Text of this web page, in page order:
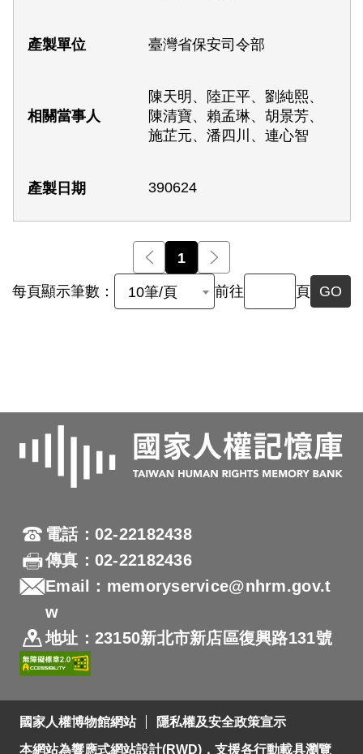
臺灣省保安司令部
陳天明、陸正平、劉純熙、
陳清寶、賴孟琳、胡景芳、
施芷元、潘四川、連心智
390624
前一頁
1
每頁顯示筆數： 10筆/頁 前往 頁 GO
電話：02-22182438
傳真：02-22182436
Email：memoryservice@nhrm.gov.t
w
地址：23150新北市新店區復興路131號
國家人權博物館網站
隱私權及安全政策宣示
本網站為響應式網站設計(RWD)，支援各行動載具瀏覽